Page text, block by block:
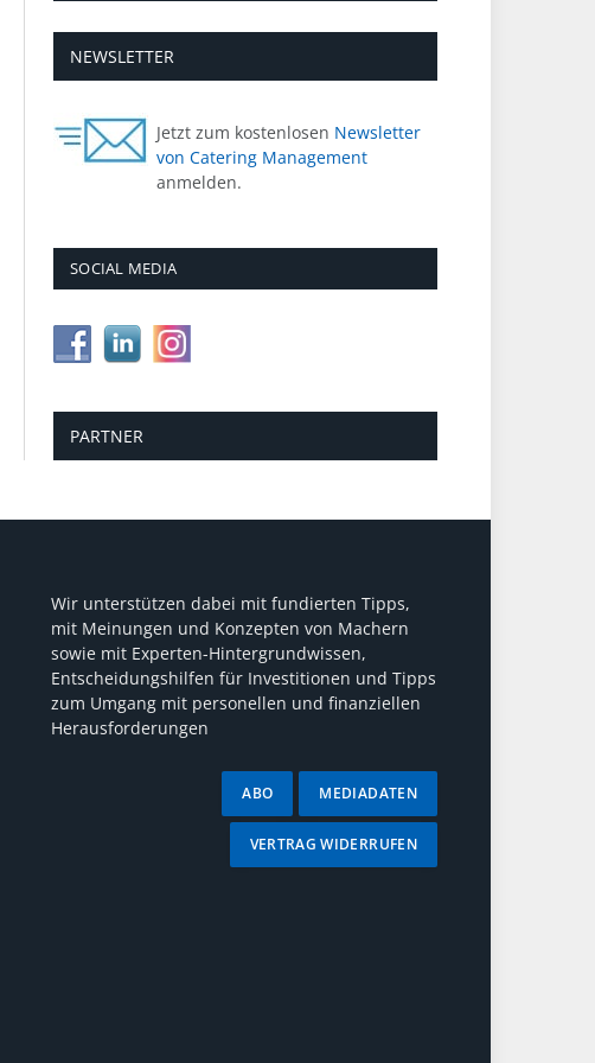
NEWSLETTER
Jetzt zum kostenlosen Newsletter
von Catering Management
anmelden.
SOCIAL MEDIA
PARTNER
Wir unterstützen dabei mit fundierten Tipps,
mit Meinungen und Konzepten von Machern
sowie mit Experten-Hintergrundwissen,
Entscheidungshilfen für Investitionen und Tipps
zum Umgang mit personellen und finanziellen
Herausforderungen
MEDIADATEN
ABO
VERTRAG WIDERRUFEN